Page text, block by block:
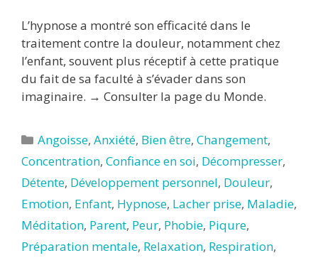
L’hypnose a montré son efficacité dans le
traitement contre la douleur, notamment chez
l’enfant, souvent plus réceptif à cette pratique
du fait de sa faculté à s’évader dans son
imaginaire. → Consulter la page du Monde.
Catégories
Angoisse,Anxiété, Bien être,Changement,
Concentration, Confiance en soi, Décompresser,
Détente, Développement personnel, Douleur,
Emotion, Enfant, Hypnose, Lacher prise, Maladie,
Méditation, Parent, Peur, Phobie, Piqure,
Préparation mentale, Relaxation, Respiration,